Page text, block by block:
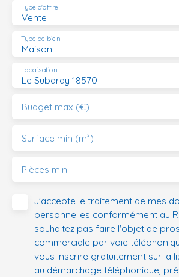
Vente
Type d'offre
Maison
Type de bien
Le Subdray 18570
Localisation
Budget max (€)
Surface min (m²)
Pièces min
J'accepte le traitement de mes
personnelles conformément au
souhaitez pas faire l'objet de
commerciale par voie
vous inscrire gratuitement sur la
au démarchage téléphonique,